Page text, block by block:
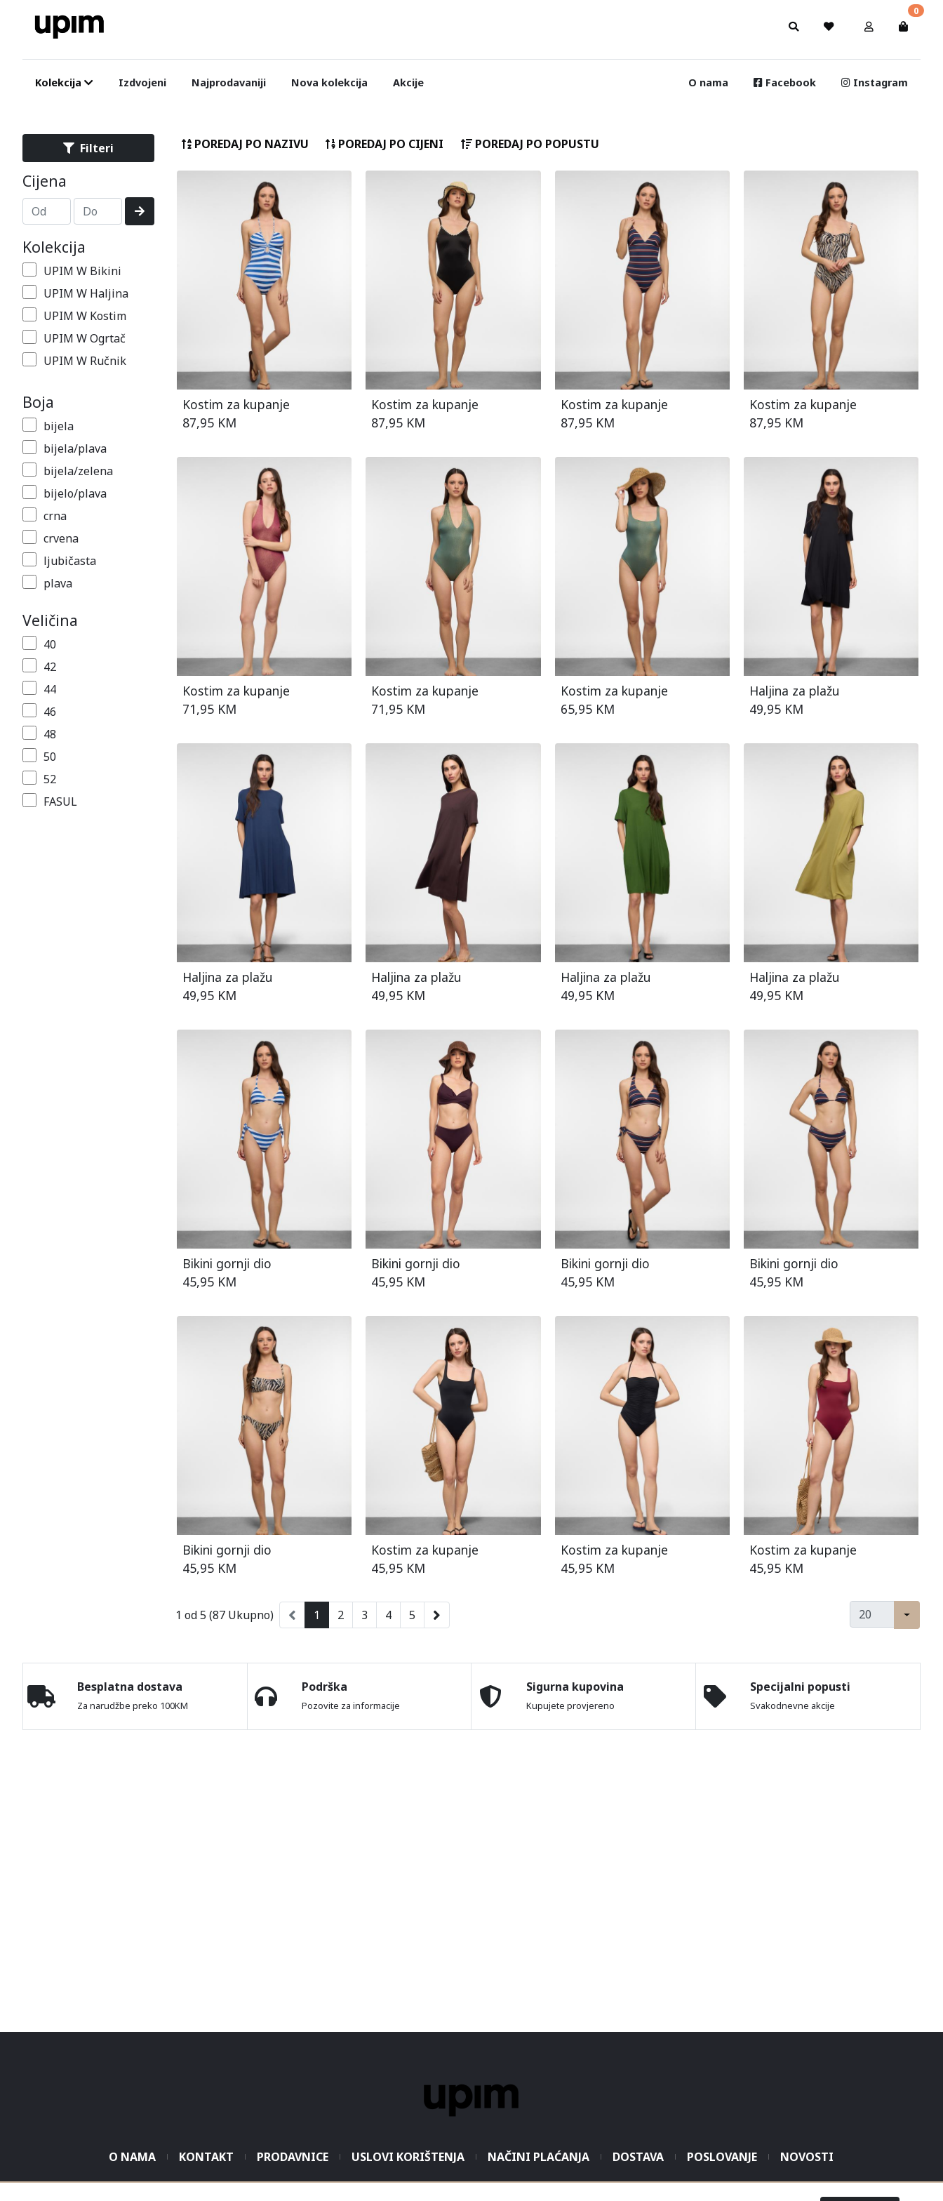
0
Kolekcija Izdvojeni Najprodavaniji Nova kolekcija Akcije O nama Facebook Instagram
Filteri
Cijena
Kolekcija
UPIM W Bikini
UPIM W Haljina
UPIM W Kostim
UPIM W Ogrtač
UPIM W Ručnik
Boja
bijela
bijela/plava
bijela/zelena
bijelo/plava
crna
crvena
ljubičasta
plava
smeđa
smeđa/bijela
šarena
zelena
Veličina
40
42
44
46
48
50
52
FASUL
POREDAJ PO NAZIVU POREDAJ PO CIJENI POREDAJ PO POPUSTU
Kostim za kupanje
87,95 KM
Kostim za kupanje
87,95 KM
Kostim za kupanje
87,95 KM
Kostim za kupanje
87,95 KM
Kostim za kupanje
71,95 KM
Kostim za kupanje
71,95 KM
Kostim za kupanje
65,95 KM
Haljina za plažu
49,95 KM
Haljina za plažu
49,95 KM
Haljina za plažu
49,95 KM
Haljina za plažu
49,95 KM
Haljina za plažu
49,95 KM
Bikini gornji dio
45,95 KM
Bikini gornji dio
45,95 KM
Bikini gornji dio
45,95 KM
Bikini gornji dio
45,95 KM
Bikini gornji dio
45,95 KM
Kostim za kupanje
45,95 KM
Kostim za kupanje
45,95 KM
Kostim za kupanje
45,95 KM
1 od 5 (87 Ukupno) 1 2 3 4 5
Besplatna dostava
Za narudžbe preko 100KM
Podrška
Pozovite za informacije
Sigurna kupovina
Kupujete provjereno
Specijalni popusti
Svakodnevne akcije
O NAMA KONTAKT PRODAVNICE USLOVI KORIŠTENJA NAČINI PLAĆANJA DOSTAVA POSLOVANJE NOVOSTI